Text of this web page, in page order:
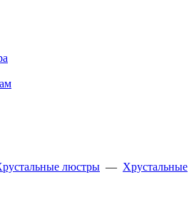
люстры — Хрустальные